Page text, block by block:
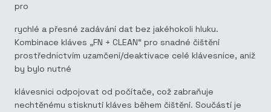
pro
rychlé a přesné zadávání dat bez jakéhokoli hluku.
Kombinace kláves „FN + CLEAN“ pro snadné čištění
prostřednictvím uzamčení/deaktivace celé klávesnice, aniž
by bylo nutné
klávesnici odpojovat od počítače, což zabraňuje
nechtěnému stisknutí kláves během čištění. Součástí je